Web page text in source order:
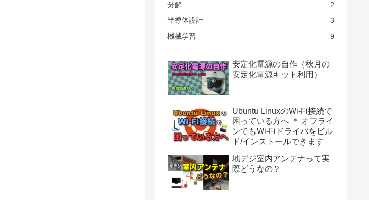
分解
2
半導体設計
3
機械学習
9
安定化電源の自作（秋月の
安定化電源キット利用）
Ubuntu LinuxのWi-Fi接続で
困っている方へ ＊ オフライ
ンでもWi-Fiドライバをビル
ド/インストールできます
地デジ室内アンテナって実
際どうなの？